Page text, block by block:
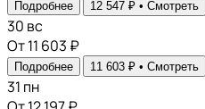
Подробнее 12 547 ₽ • Смотреть
30 вс
От 11 603 ₽
Подробнее 11 603 ₽ • Смотреть
31 пн